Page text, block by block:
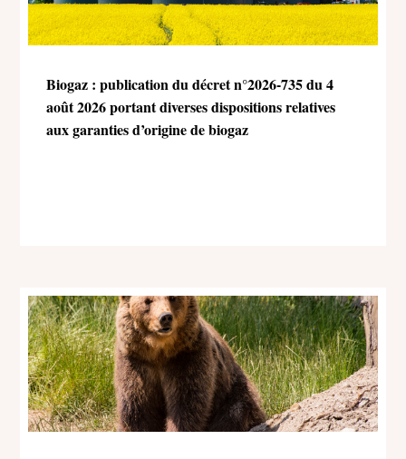
Biogaz : publication du décret n°2026-735 du 4
août 2026 portant diverses dispositions relatives
aux garanties d’origine de biogaz